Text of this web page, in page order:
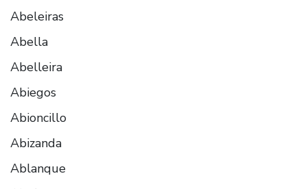
Abeleiras
Abella
Abelleira
Abiegos
Abioncillo
Abizanda
Ablanque